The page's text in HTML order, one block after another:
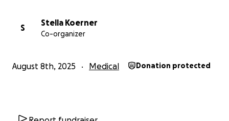
S
Stella Koerner
Co-organizer
August 8th, 2025 Medical Donation protected